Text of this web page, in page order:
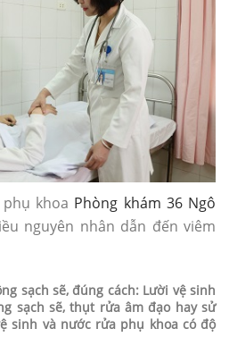
phụ khoa Phòng khám 36 Ngô
nguyên nhân dẫn đến viêm
sạch sẽ, đúng cách: Lười vệ sinh
sạch sẽ, thụt rửa âm đạo hay sử
sinh và nước rửa phụ khoa có độ